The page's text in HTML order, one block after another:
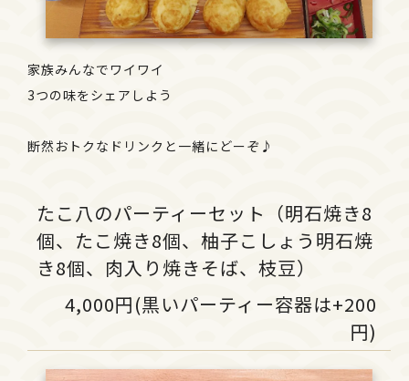
家族みんなでワイワイ
3つの味をシェアしよう
断然おトクなドリンクと一緒にどーぞ♪
たこ八のパーティーセット（明石焼き8
個、たこ焼き8個、柚子こしょう明石焼
き8個、肉入り焼きそば、枝豆）
4,000円(黒いパーティー容器は+200
円)